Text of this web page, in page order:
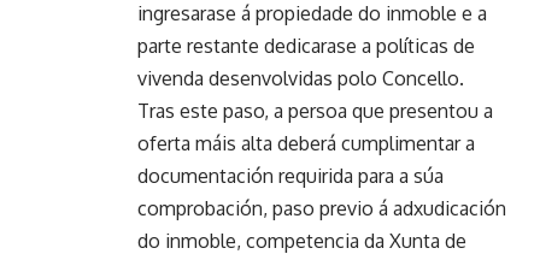
ingresarase á propiedade do inmoble e a
parte restante dedicarase a políticas de
vivenda desenvolvidas polo Concello.
Tras este paso, a persoa que presentou a
oferta máis alta deberá cumplimentar a
documentación requirida para a súa
comprobación, paso previo á adxudicación
do inmoble, competencia da Xunta de